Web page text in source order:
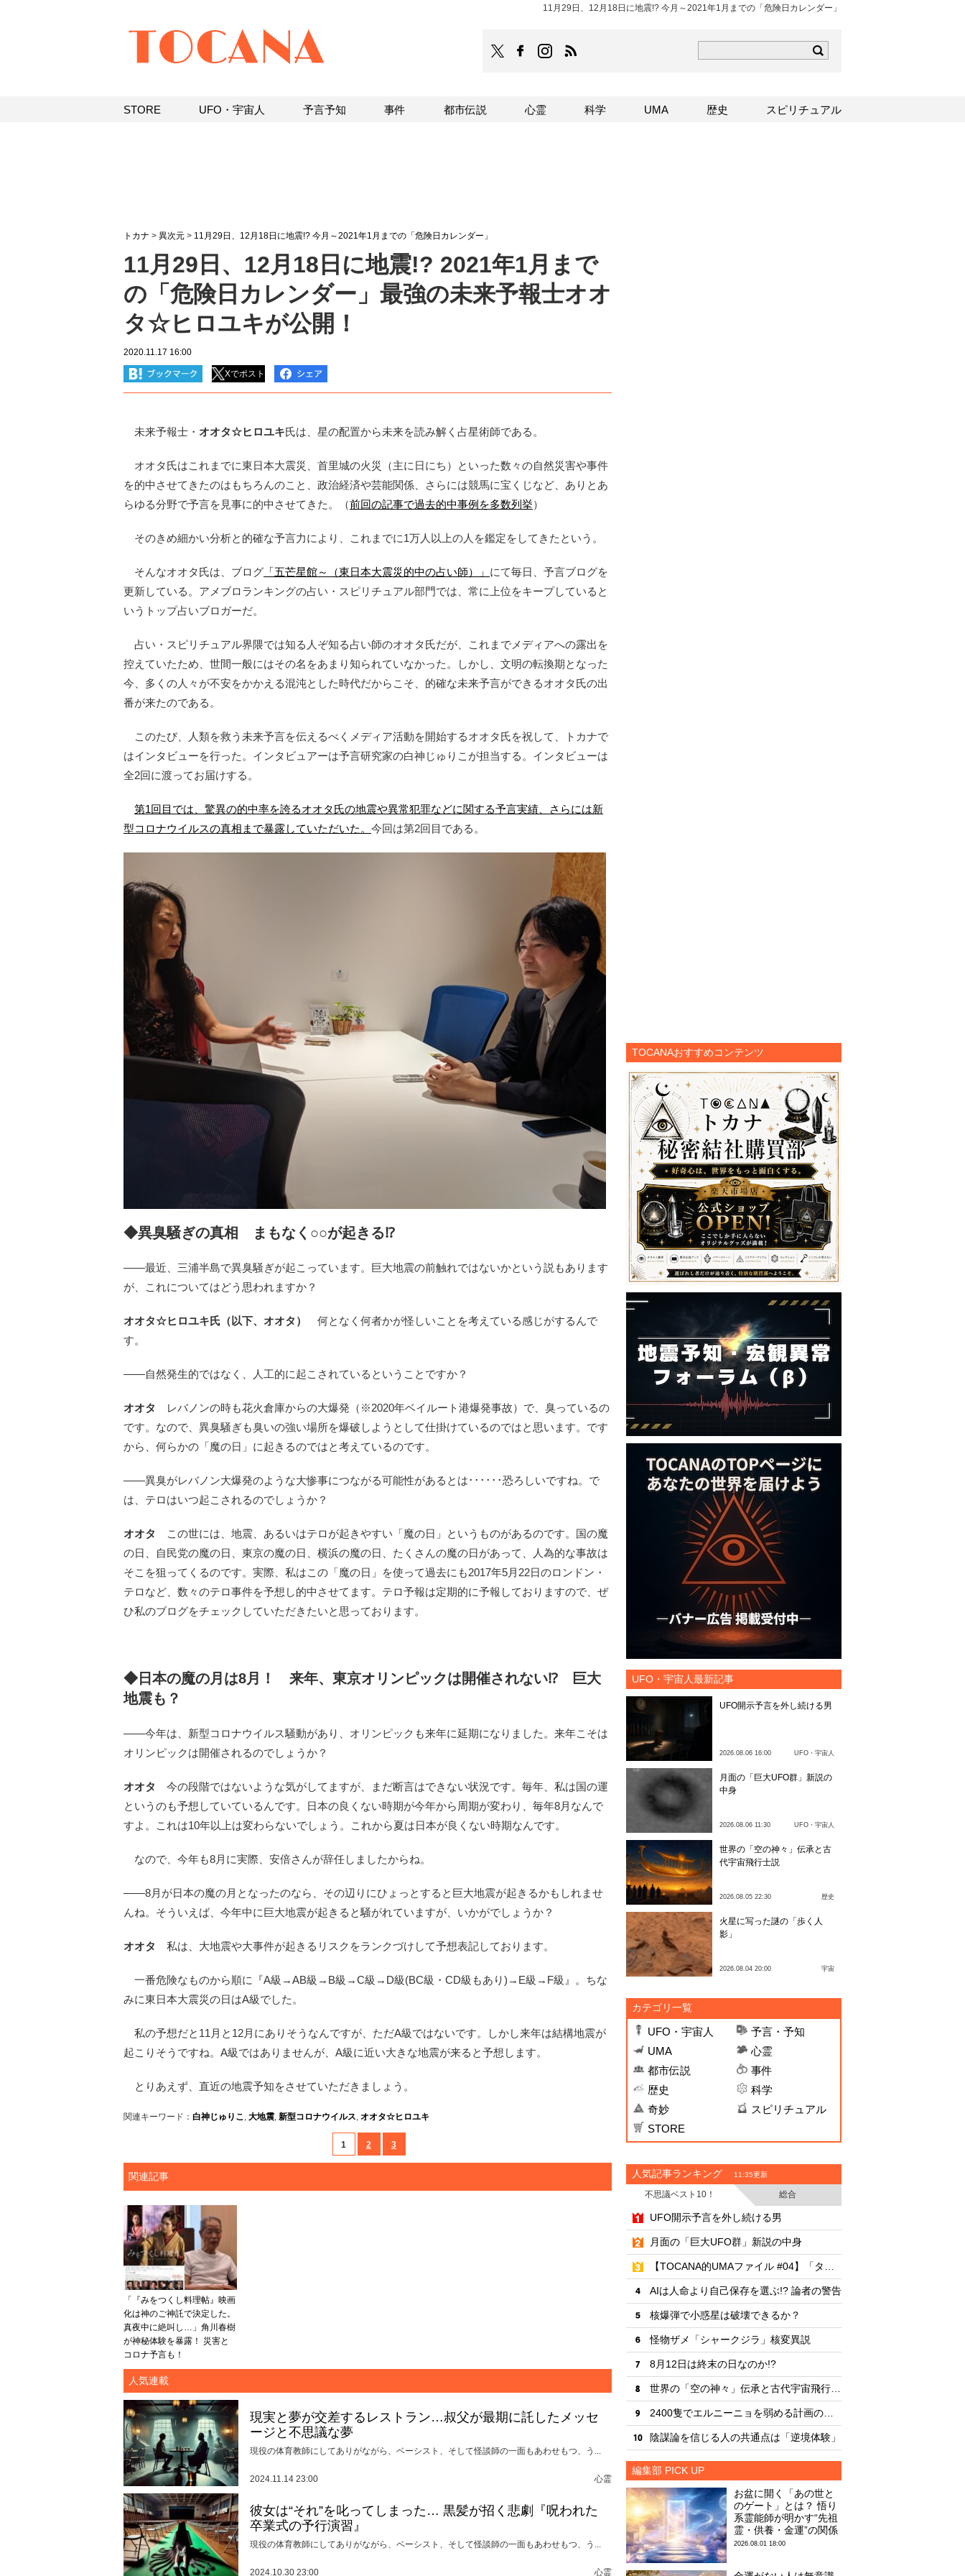
11月29日、12月18日に地震!? 今月～2021年1月までの「危険日カレンダー」
TOCANAのFacebookはこちら
TOCANAのinstagramはこちら
トカナ > 異次元 > 11月29日、12月18日に地震!? 今月～2021年1月までの「危険日カレンダー」
11月29日、12月18日に地震!? 2021年1月まで
の「危険日カレンダー」最強の未来予報士オオ
タ☆ヒロユキが公開！
2020.11.17 16:00
Xでポスト
未来予報士・ オオタ☆ヒロユキ氏は、星の配置から未来を読み解く占星術師である。
オオタ氏はこれまでに東日本大震災、首里城の火災（主に日にち）といった数々の自然災害や事件
を的中させてきたのはもちろんのこと、政治経済や芸能関係、さらには競馬に宝くじなど、ありとあ
らゆる分野で予言を見事に的中させてきた。（前回の記事で過去的中事例を多数列挙）
そのきめ細かい分析と的確な予言力により、これまでに1万人以上の人を鑑定をしてきたという。
そんなオオタ氏は、ブログ 「五芒星館～（東日本大震災的中の占い師）」 にて毎日、予言ブログを
更新している。アメブロランキングの占い・スピリチュアル部門では、常に上位をキープしていると
いうトップ占いブロガーだ。
占い・スピリチュアル界隈では知る人ぞ知る占い師のオオタ氏だが、これまでメディアへの露出を
控えていたため、世間一般にはその名をあまり知られていなかった。しかし、文明の転換期となった
今、多くの人々が不安をかかえる混沌とした時代だからこそ、的確な未来予言ができるオオタ氏の出
番が来たのである。
このたび、人類を救う未来予言を伝えるべくメディア活動を開始するオオタ氏を祝して、トカナで
はインタビューを行った。インタビュアーは予言研究家の白神じゅりこが担当する。インタビューは
全2回に渡ってお届けする。
第1回目では、驚異の的中率を誇るオオタ氏の地震や異常犯罪などに関する予言実績、さらには新
型コロナウイルスの真相まで暴露していただいた。 今回は第2回目である。
◆異臭騒ぎの真相 まもなく○○が起きる⁉
――最近、三浦半島で異臭騒ぎが起こっています。巨大地震の前触れではないかという説もあります
が、これについてはどう思われますか？
オオタ☆ヒロユキ氏（以下、オオタ）
何となく何者かが怪しいことを考えている感じがするんで
す。
――自然発生的ではなく、人工的に起こされているということですか？
オオタ
レバノンの時も花火倉庫からの大爆発（※2020年ベイルート港爆発事故）で、臭っているの
です。なので、異臭騒ぎも臭いの強い場所を爆破しようとして仕掛けているのではと思います。です
から、何らかの「魔の日」に起きるのではと考えているのです。
――異臭がレバノン大爆発のような大惨事につながる可能性があるとは･･････恐ろしいですね。で
は、テロはいつ起こされるのでしょうか？
オオタ
この世には、地震、あるいはテロが起きやすい「魔の日」というものがあるのです。国の魔
の日、自民党の魔の日、東京の魔の日、横浜の魔の日、たくさんの魔の日があって、人為的な事故は
そこを狙ってくるのです。実際、私はこの「魔の日」を使って過去にも2017年5月22日のロンドン・
テロなど、数々のテロ事件を予想し的中させてます。テロ予報は定期的に予報しておりますので、ぜ
ひ私のブログをチェックしていただきたいと思っております。
◆日本の魔の月は8月！ 来年、東京オリンピックは開催されない⁉ 巨大
地震も？
――今年は、新型コロナウイルス騒動があり、オリンピックも来年に延期になりました。来年こそは
オリンピックは開催されるのでしょうか？
オオタ
今の段階ではないような気がしてますが、まだ断言はできない状況です。毎年、私は国の運
というのも予想していているんです。日本の良くない時期が今年から周期が変わり、毎年8月なんで
すよ。これは10年以上は変わらないでしょう。これから夏は日本が良くない時期なんです。
なので、今年も8月に実際、安倍さんが辞任しましたからね。
――8月が日本の魔の月となったのなら、その辺りにひょっとすると巨大地震が起きるかもしれませ
んね。そういえば、今年中に巨大地震が起きると騒がれていますが、いかがでしょうか？
オオタ 私は、大地震や大事件が起きるリスクをランクづけして予想表記しております。
一番危険なものから順に『A級→AB級→B級→C級→D級(BC級・CD級もあり)→E級→F級』。ちな
みに東日本大震災の日はA級でした。
私の予想だと11月と12月にありそうなんですが、ただA級ではないです。しかし来年は結構地震が
起こりそうですね。A級ではありませんが、A級に近い大きな地震が来ると予想します。
とりあえず、直近の地震予知をさせていただきましょう。
関連キーワード： 白神じゅりこ, 大地震, 新型コロナウイルス, オオタ☆ヒロユキ
1 2 3
関連記事
「『みをつくし料理帖』映画
化は神のご神託で決定した。
真夜中に絶叫し…」角川春樹
が神秘体験を暴露！ 災害と
コロナ予言も！
人気連載
現実と夢が交差するレストラン…叔父が最期に託したメッセ
ージと不思議な夢
現役の体育教師にしてありがながら、ベーシスト、そして怪談師の一面もあわせもつ、う...
2024.11.14 23:00 心霊
彼女は“それ”を叱ってしまった… 黒髪が招く悲劇『呪われた
卒業式の予行演習』
現役の体育教師にしてありがながら、ベーシスト、そして怪談師の一面もあわせもつ、う...
2024.10.30 23:00 心霊
TOCANAおすすめコンテンツ
UFO・宇宙人最新記事
UFO開示予言を外し続ける男
2026.08.06 16:00 UFO・宇宙人
月面の「巨大UFO群」新説の
中身
2026.08.06 11:30 UFO・宇宙人
世界の「空の神々」伝承と古
代宇宙飛行士説
2026.08.05 22:30 歴史
火星に写った謎の「歩く人
影」
2026.08.04 20:00 宇宙
カテゴリ一覧
UFO・宇宙人
予言・予知
UMA
心霊
都市伝説
事件
歴史
科学
奇妙
スピリチュアル
STORE
人気記事ランキング 11:35更新
不思議ベスト10！
総合
・
UFO開示予言を外し続ける男
・
月面の「巨大UFO群」新説の中身
・
・
AIは人命より自己保存を選ぶ!? 論者の警告
・
核爆弾で小惑星は破壊できるか？
・
怪物ザメ「シャークジラ」核変異説
・
8月12日は終末の日なのか!?
・
・
・
陰謀論を信じる人の共通点は「逆境体験」
編集部 PICK UP
お盆に開く「あの世と
のゲート」とは？ 悟り
系霊能師が明かす“先祖
霊・供養・金運”の関係
2026.08.01 18:00
STORE UFO・宇宙人 予言予知 事件 都市伝説 心霊 科学 UMA 歴史 スピリチュアル